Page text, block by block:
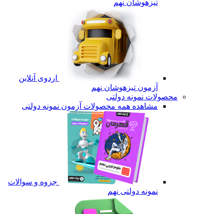
تیزهوشان نهم
اردوی آنلاین
آزمون تیزهوشان نهم
محصولات نمونه دولتی
مشاهده همه محصولات آزمون نمونه دولتی
جزوه و سوالات
نمونه دولتی نهم